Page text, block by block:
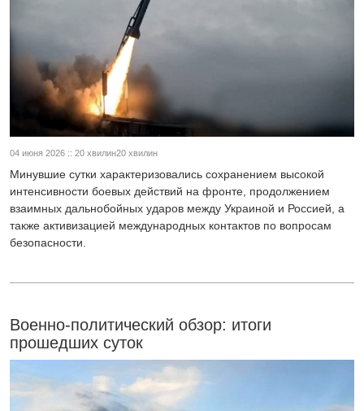
04 июня 2026 :: 20 хвилин20 хвилин
Минувшие сутки характеризовались сохранением высокой
интенсивности боевых действий на фронте, продолжением
взаимных дальнобойных ударов между Украиной и Россией, а
также активизацией международных контактов по вопросам
безопасности.
Военно-политический обзор: итоги
прошедших суток